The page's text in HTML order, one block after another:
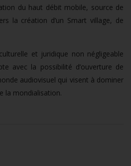
du haut débit mobile, source de
la création d’un Smart village, de
et juridique non négligeable
avec la possibilité d’ouverture de
audiovisuel qui visent à dominer
la mondialisation.